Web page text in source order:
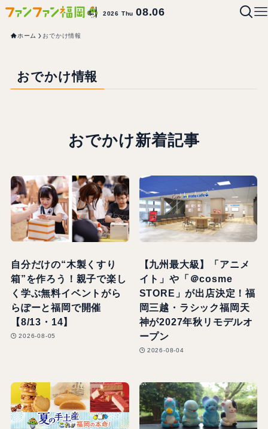
2026 Thu08.06
ホーム おでかけ情報
おでかけ情報
おでかけ新着記事
自分だけの“木製くすり
箱”を作ろう！親子で楽し
く学ぶ無料イベントがら
らぽーと福岡で開催
【8/13・14】
2026-08-05
【九州最大級】「アニメ
イト」や「＠cosme
STORE」が出店決定！福
岡三越・ラシック福岡天
神が2027年秋リモデルオ
ープン
2026-08-04